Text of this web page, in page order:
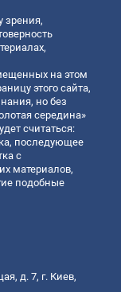
зрения,
на этом
этого сайта,
но без
середина»
считаться:
последующее
с
материалов,
подобные
д. 7, г. Киев,